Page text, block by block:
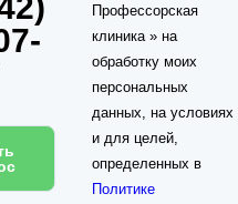
Профессорская
клиника » на
обработку моих
персональных
данных, на условиях
и для целей,
определенных в
Политике